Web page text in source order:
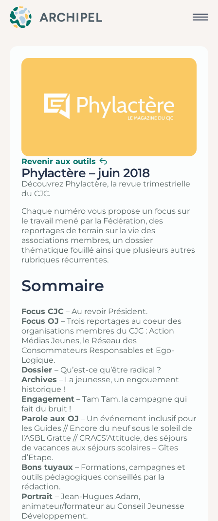
Revenir aux outils
Phylactère – juin 2018
Découvrez Phylactère, la revue trimestrielle
du CJC.
Chaque numéro vous propose un focus sur
le travail mené par la Fédération, des
reportages de terrain sur la vie des
associations membres, un dossier
thématique fouillé ainsi que plusieurs autres
rubriques récurrentes.
Sommaire
Focus CJC – Au revoir Président.
Focus OJ – Trois reportages au coeur des
organisations membres du CJC : Action
Médias Jeunes, le Réseau des
Consommateurs Responsables et Ego-
Logique.
Dossier – Qu’est-ce qu’être radical ?
Archives – La jeunesse, un engouement
historique !
Engagement – Tam Tam, la campagne qui
fait du bruit !
Parole aux OJ – Un événement inclusif pour
les Guides // Encore du neuf sous le soleil de
l’ASBL Gratte // CRACS’Attitude, des séjours
de vacances aux séjours scolaires – Gîtes
d’Etape.
Bons tuyaux – Formations, campagnes et
outils pédagogiques conseillés par la
rédaction.
Portrait – Jean-Hugues Adam,
animateur/formateur au Conseil Jeunesse
Développement.